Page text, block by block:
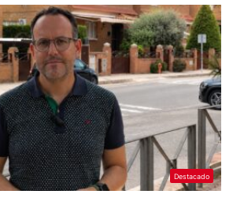
Destacado